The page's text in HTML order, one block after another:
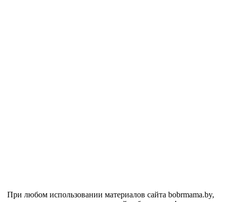
При любом использовании материалов сайта bobrmama.by,